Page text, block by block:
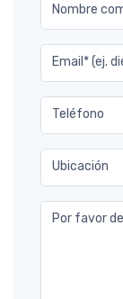
Nombre
Email* (ej.
Teléfono
Ubicación
Por favor